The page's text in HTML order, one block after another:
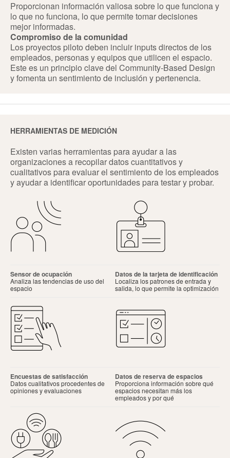
Proporcionan información valiosa sobre lo que funciona y
lo que no funciona, lo que permite tomar decisiones
mejor informadas.
Compromiso de la comunidad
Los proyectos piloto deben incluir inputs directos de los
empleados, personas y equipos que utilicen el espacio.
Este es un principio clave del Community-Based Design
y fomenta un sentimiento de inclusión y pertenencia.
HERRAMIENTAS DE MEDICIÓN
Existen varias herramientas para ayudar a las
organizaciones a recopilar datos cuantitativos y
cualitativos para evaluar el sentimiento de los empleados
y ayudar a identificar oportunidades para testar y probar.
Sensor de ocupación
Analiza las tendencias de uso del
espacio
Datos de la tarjeta de identificación
Localiza los patrones de entrada y
salida, lo que permite la optimización
Encuestas de satisfacción
Datos cualitativos procedentes de
opiniones y evaluaciones
Datos de reserva de espacios
Proporciona información sobre qué
espacios necesitan más los
empleados y por qué